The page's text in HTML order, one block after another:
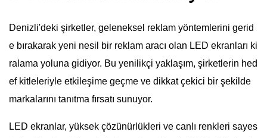
Denizli'deki şirketler, geleneksel reklam yöntemlerini gerid
e bırakarak yeni nesil bir reklam aracı olan LED ekranları ki
ralama yoluna gidiyor. Bu yenilikçi yaklaşım, şirketlerin hed
ef kitleleriyle etkileşime geçme ve dikkat çekici bir şekilde
markalarını tanıtma fırsatı sunuyor.
LED ekranlar, yüksek çözünürlükleri ve canlı renkleri sayes